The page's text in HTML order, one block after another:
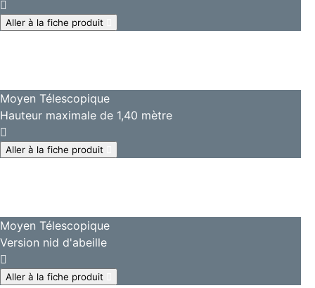
Aller à la fiche produit
Moyen Télescopique
Hauteur maximale de 1,40 mètre
Aller à la fiche produit
Moyen Télescopique
Version nid d'abeille
Aller à la fiche produit